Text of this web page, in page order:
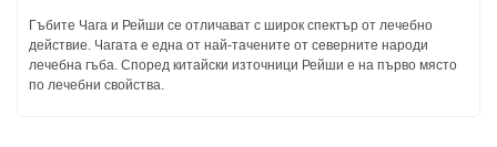
Гъбите Чага и Рейши се отличават с широк спектър от лечебно
действие. Чагата е една от най-тачените от северните народи
лечебна гъба. Според китайски източници Рейши е на първо място
по лечебни свойства.